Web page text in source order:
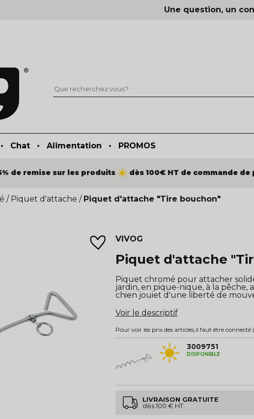
Une question, un
• Chat • Alimentation • PROMOS
de remise sur les produits dès 100€ HT de commande
/ Piquet d'attache / Piquet d'attache "Tire bouchon"
VIVOG
Piquet d'attache
Piquet chromé pour attacher
jardin, en pique-nique, à la pêche,
chien jouiet d'une liberté de
Voir le descriptif
Pour voir les prix des articles,il faut être connecté
3009751
DISPONIBLE
LIVRAISON GRATUITE
dès 100 € HT